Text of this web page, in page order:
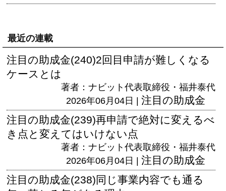
最近の連載
注目の助成金(240)2回目申請が難しくなる
ケースとは
著者：ナビット代表取締役・福井泰代
2026年06月04日 | 注目の助成金
注目の助成金(239)再申請で絶対に変えるべ
き点と変えてはいけない点
著者：ナビット代表取締役・福井泰代
2026年06月04日 | 注目の助成金
注目の助成金(238)同じ事業内容でも通る